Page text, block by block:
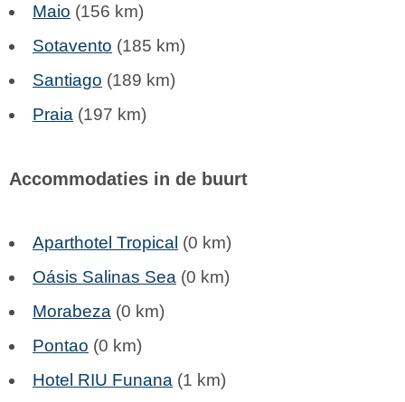
Maio (156 km)
Sotavento (185 km)
Santiago (189 km)
Praia (197 km)
Accommodaties in de buurt
Aparthotel Tropical (0 km)
Oásis Salinas Sea (0 km)
Morabeza (0 km)
Pontao (0 km)
Hotel RIU Funana (1 km)